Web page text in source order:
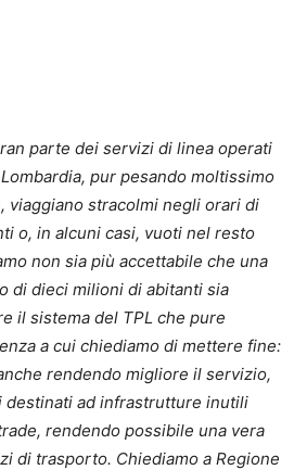
parte dei servizi di linea operati
pur pesando moltissimo
viaggiano stracolmi negli orari di
o, in alcuni casi, vuoti nel resto
non sia più accettabile che una
di dieci milioni di abitanti sia
il sistema del TPL che pure
a cui chiediamo di mettere fine:
rendendo migliore il servizio,
destinati ad infrastrutture inutili
rendendo possibile una vera
di trasporto. Chiediamo a Regione